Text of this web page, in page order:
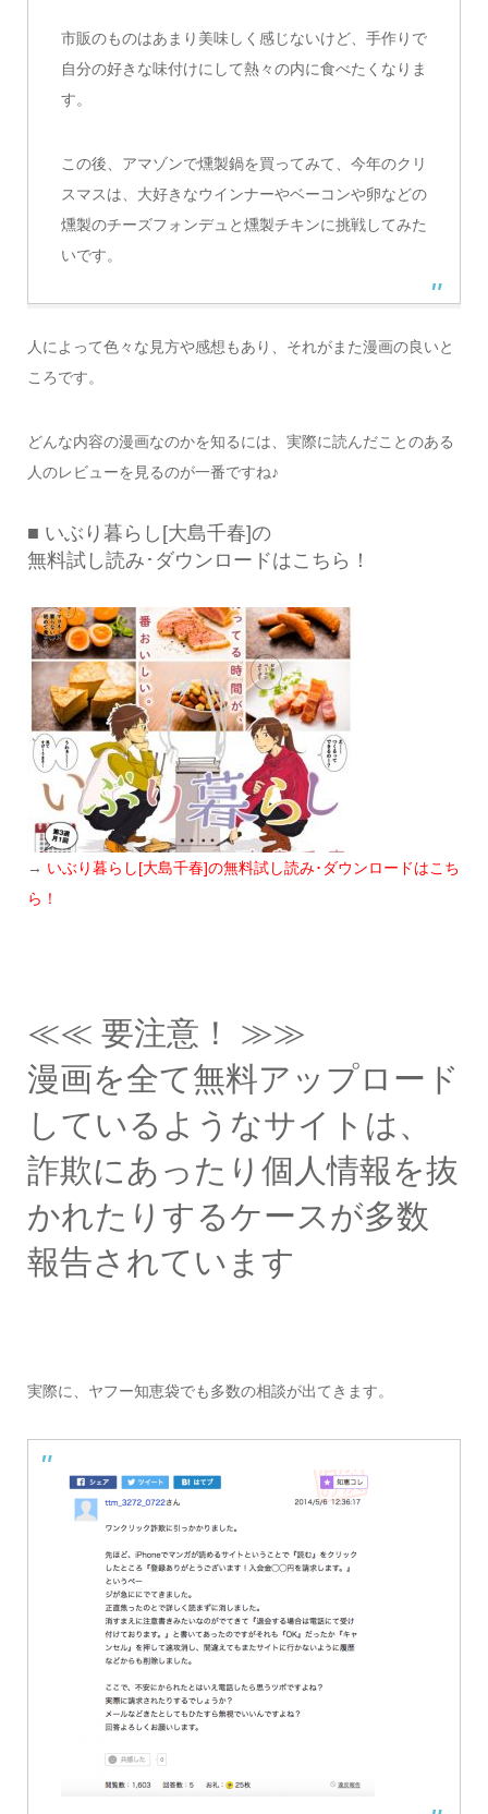
市販のものはあまり美味しく感じないけど、手作りで
自分の好きな味付けにして熱々の内に食べたくなりま
す。
この後、アマゾンで燻製鍋を買ってみて、今年のクリ
スマスは、大好きなウインナーやベーコンや卵などの
燻製のチーズフォンデュと燻製チキンに挑戦してみた
いです。
人によって色々な見方や感想もあり、それがまた漫画の良いと
ころです。
どんな内容の漫画なのかを知るには、実際に読んだことのある
人のレビューを見るのが一番ですね♪
■ いぶり暮らし[大島千春]の
無料試し読み･ダウンロードはこちら！
→ いぶり暮らし[大島千春]の無料試し読み･ダウンロードはこち
ら！
≪≪ 要注意！ ≫≫
漫画を全て無料アップロード
しているようなサイトは、
詐欺にあったり個人情報を抜
かれたりするケースが多数
報告されています
実際に、ヤフー知恵袋でも多数の相談が出てきます。